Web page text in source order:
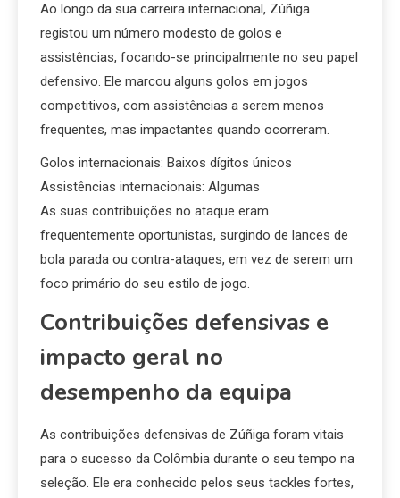
Ao longo da sua carreira internacional, Zúñiga
registou um número modesto de golos e
assistências, focando-se principalmente no seu papel
defensivo. Ele marcou alguns golos em jogos
competitivos, com assistências a serem menos
frequentes, mas impactantes quando ocorreram.
Golos internacionais: Baixos dígitos únicos
Assistências internacionais: Algumas
As suas contribuições no ataque eram
frequentemente oportunistas, surgindo de lances de
bola parada ou contra-ataques, em vez de serem um
foco primário do seu estilo de jogo.
Contribuições defensivas e
impacto geral no
desempenho da equipa
As contribuições defensivas de Zúñiga foram vitais
para o sucesso da Colômbia durante o seu tempo na
seleção. Ele era conhecido pelos seus tackles fortes,